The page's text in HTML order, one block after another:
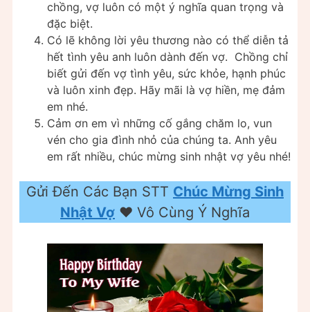
chồng, vợ luôn có một ý nghĩa quan trọng và
đặc biệt.
Có lẽ không lời yêu thương nào có thể diễn tả
hết tình yêu anh luôn dành đến vợ. Chồng chỉ
biết gửi đến vợ tình yêu, sức khỏe, hạnh phúc
và luôn xinh đẹp. Hãy mãi là vợ hiền, mẹ đảm
em nhé.
Cảm ơn em vì những cố gắng chăm lo, vun
vén cho gia đình nhỏ của chúng ta. Anh yêu
em rất nhiều, chúc mừng sinh nhật vợ yêu nhé!
Gửi Đến Các Bạn STT Chúc Mừng Sinh
Nhật Vợ ❤️ Vô Cùng Ý Nghĩa